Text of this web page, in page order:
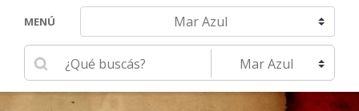
MENÚ Navegar hacia otra localidad
Ingrese su búsqueda Seleccione una localidad